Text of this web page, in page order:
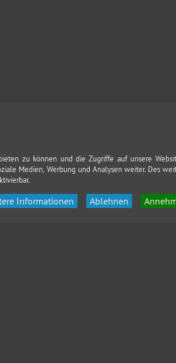
zu können und die Zugriffe auf unsere
Medien, Werbung und Analysen weiter. Des
Ablehnen
Informationen